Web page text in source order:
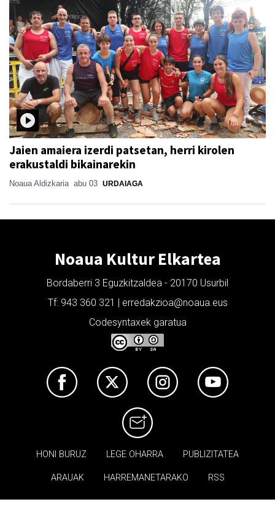
Jaien amaiera izerdi patsetan, herri kirolen
erakustaldi bikainarekin
Noaua Aldizkaria abu 03 URDAIAGA
Noaua Kultur Elkartea
Bordaberri 3 Eguzkitzaldea - 20170 Usurbil
Tf: 943 360 321 | erredakzioa@noaua.eus
Codesyntaxek garatua
HONI BURUZ LEGE OHARRA PUBLIZITATEA
ARAUAK HARREMANETARAKO RSS